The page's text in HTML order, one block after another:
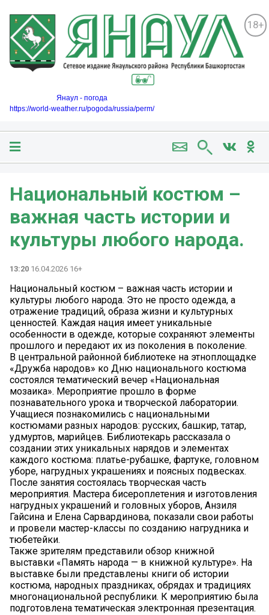
18+
Янаул - погода
https://world-weather.ru/pogoda/russia/perm/
Национальный костюм –
важная часть истории и
культуры любого народа.
13:20 16.04.2026 16+
Национальный костюм – важная часть истории и
культуры любого народа. Это не просто одежда, а
отражение традиций, образа жизни и культурных
ценностей. Каждая нация имеет уникальные
особенности в одежде, которые сохраняют элементы
прошлого и передают их из поколения в поколение.
В центральной районной библиотеке на этноплощадке
«Дружба народов» ко Дню национального костюма
состоялся тематический вечер «Национальная
мозаика». Мероприятие прошло в форме
познавательного урока и творческой лаборатории.
Учащиеся познакомились с национальными
костюмами разных народов: русских, башкир, татар,
удмуртов, марийцев. Библиотекарь рассказала о
создании этих уникальных нарядов и элементах
каждого костюма: платье-рубашке, фартуке, головном
уборе, нагрудных украшениях и поясных подвесках.
После занятия состоялась творческая часть
мероприятия. Мастера бисероплетения и изготовления
нагрудных украшений и головных уборов, Анзиля
Гайсина и Елена Сарвардинова, показали свои работы
и провели мастер-классы по созданию нагрудника и
тюбетейки.
Также зрителям представили обзор книжной
выставки «Память народа — в книжной культуре». На
выставке были представлены книги об истории
костюма, народных праздниках, обрядах и традициях
многонациональной республики. К мероприятию была
подготовлена тематическая электронная презентация.